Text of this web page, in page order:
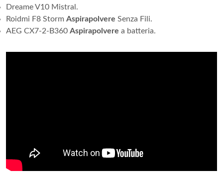
Dreame V10 Mistral.
Roidmi F8 Storm Aspirapolvere Senza Fili.
AEG CX7-2-B360 Aspirapolvere a batteria.